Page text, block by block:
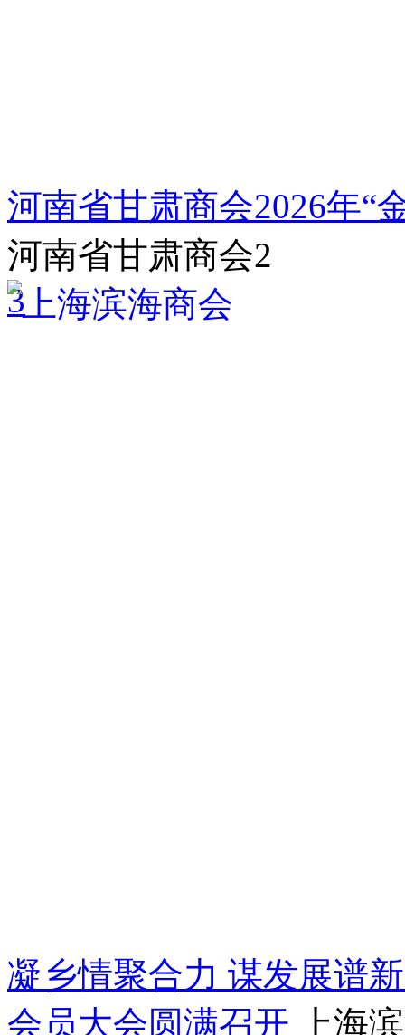
河南省甘肃商会2026年“
河南省甘肃商会2
3
凝乡情聚合力 谋发展谱
会员大会圆满召开
上海